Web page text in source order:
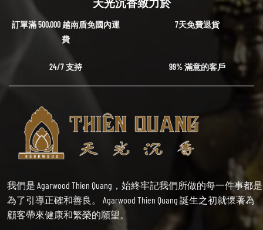
訂單滿 500,000 越南盾免國內運
費
7天免費退貨
24/7 支持 99% 滿意的客戶
我們是 Agarwood Thien Quang，始終牢記我們所做的每一件事都是
為了引導正確和善良。 Agarwood Thien Quang 誕生之初就懷著為
顧客帶來健康和繁榮的願望。